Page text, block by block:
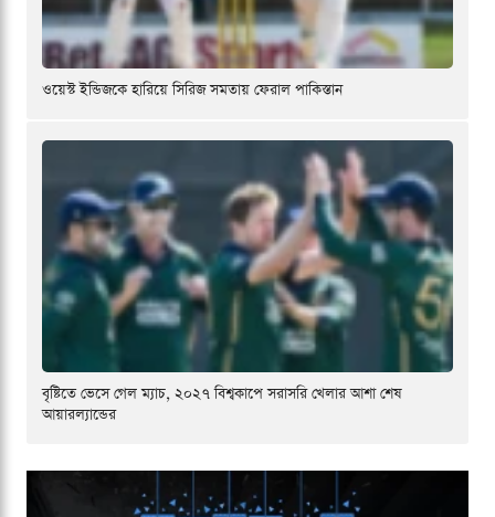
ওয়েস্ট ইন্ডিজকে হারিয়ে সিরিজ সমতায় ফেরাল পাকিস্তান
বৃষ্টিতে ভেসে গেল ম্যাচ, ২০২৭ বিশ্বকাপে সরাসরি খেলার আশা শেষ
আয়ারল্যান্ডের